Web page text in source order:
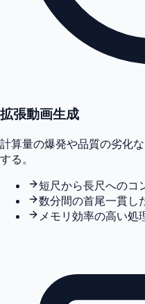
拡張動画生成
計算量の爆発や品質の劣化
する。
短尺から長尺へのコ
数分間の首尾一貫し
メモリ効率の高い処